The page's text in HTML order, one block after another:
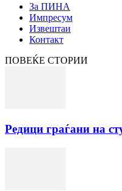
За ПИНА
Импресум
Извештаи
Контакт
ПОВЕЌЕ СТОРИИ
Редици граѓани на